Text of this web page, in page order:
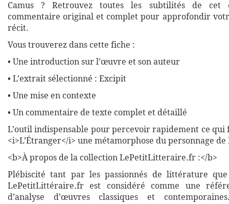
Camus ? Retrouvez toutes les subtilités de cet
commentaire original et complet pour approfondir
récit.
Vous trouverez dans cette fiche :
• Une introduction sur l’œuvre et son auteur
• L’extrait sélectionné : Excipit
• Une mise en contexte
• Un commentaire de texte complet et détaillé
L’outil indispensable pour percevoir rapidement ce qui
<i>L’Étranger</i> une métamorphose du personnage
<b>À propos de la collection LePetitLitteraire.fr :</b>
Plébiscité tant par les passionnés de littérature
LePetitLittéraire.fr est considéré comme une
d’analyse d’œuvres classiques et